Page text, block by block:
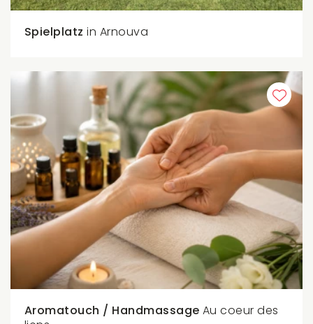
Spielplatzin Arnouva
Aromatouch / Handmassage Au coeur des